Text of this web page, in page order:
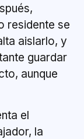
residente se
aislarlo, y
guardar
aunque
el
la